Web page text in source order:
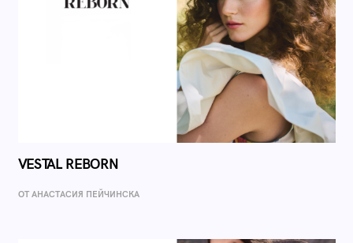
VESTAL REBORN
ОТ AНАСТАСИЯ ПЕЙЧИНСКА